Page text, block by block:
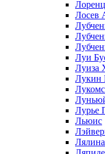
Лосев
Луи
Луиза
Лукин
Лурье
Льюис